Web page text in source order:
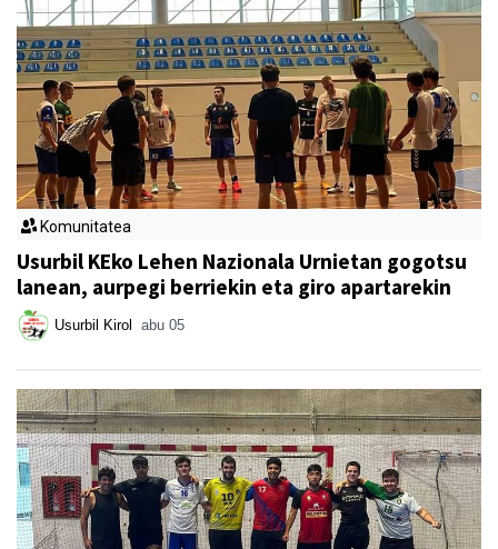
Komunitatea
Usurbil KEko Lehen Nazionala Urnietan gogotsu
lanean, aurpegi berriekin eta giro apartarekin
Usurbil Kirol abu 05